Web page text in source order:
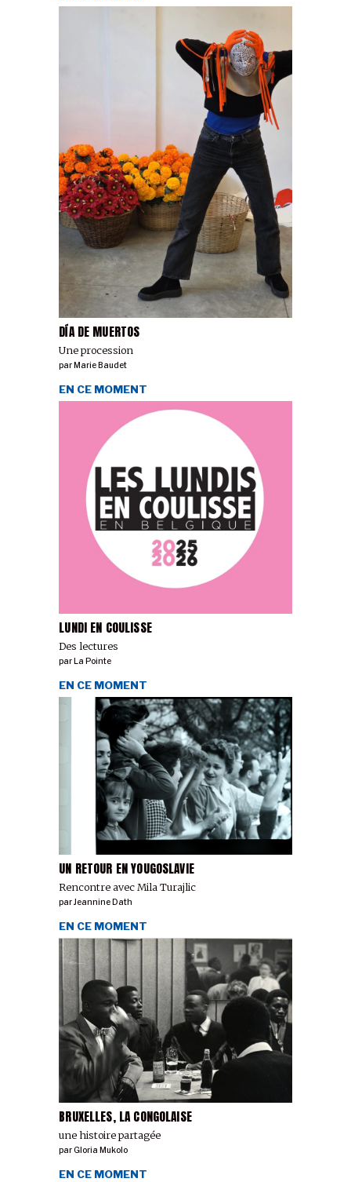
DÍA DE MUERTOS
Une procession
parMarie Baudet
LUNDI EN COULISSE
Des lectures
EN CE MOMENT
parLa Pointe
UN RETOUR EN YOUGOSLAVIE
Rencontre avec Mila Turajlic
EN CE MOMENT
parJeannine Dath
BRUXELLES, LA CONGOLAISE
une histoire partagée
EN CE MOMENT
parGloria Mukolo
EN CE MOMENT